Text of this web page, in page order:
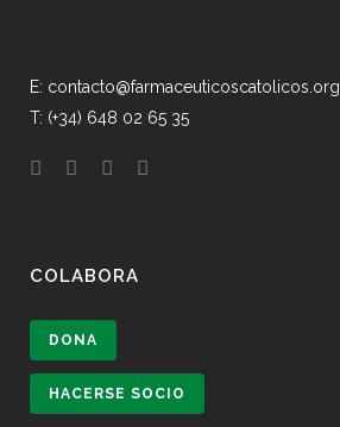
E: contacto@farmaceuticoscatolicos.org
T: (+34) 648 02 65 35
COLABORA
DONA
HACERSE SOCIO